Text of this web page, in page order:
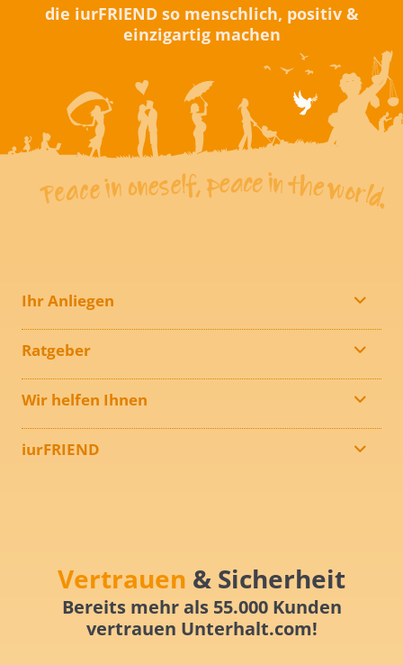
die iurFRIEND so menschlich, positiv &
einzigartig machen
Ihr Anliegen
Ratgeber
Wir helfen Ihnen
iurFRIEND
Vertrauen & Sicherheit
Bereits mehr als 55.000 Kunden
vertrauen Unterhalt.com!